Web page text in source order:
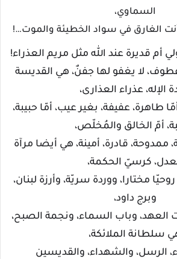
السماوي،
الغارق في سواد الخطيئة والموت…!
أم قديرة عند الله مثل مريم العذراء!
عطوف، لا يغفو لها جفنٌ، هي القديسة
الإله، عذراء العذارى،
طاهرة، عفيفة، بغير عيب، أمّا حبيبة،
أمّ الخالق والمُخلّص،
ممدوحة، قادرة، أمينة، هي أيضا مرآة
كرسيّ الحكمة،
مختارا، ووردة سريّة، وأرزة لبنان،
وبرج داود،
العهد، وباب السماء، ونجمة الصبح،
سلطانة الملائكة،
الرسل، والشهداء، والقديسين